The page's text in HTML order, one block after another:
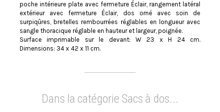
poche intérieure plate avec fermeture Éclair, rangement latéral
extérieur avec fermeture Éclair, dos orné avec soin de
surpiqûres, bretelles rembourrées réglables en longueur avec
sangle thoracique réglable en hauteur et largeur, poignée.
Surface imprimable sur le devant: W 23 x H 24 cm.
Dimensions: 34 x 42 x 11 cm.
Dans la catégorie Sacs à dos...